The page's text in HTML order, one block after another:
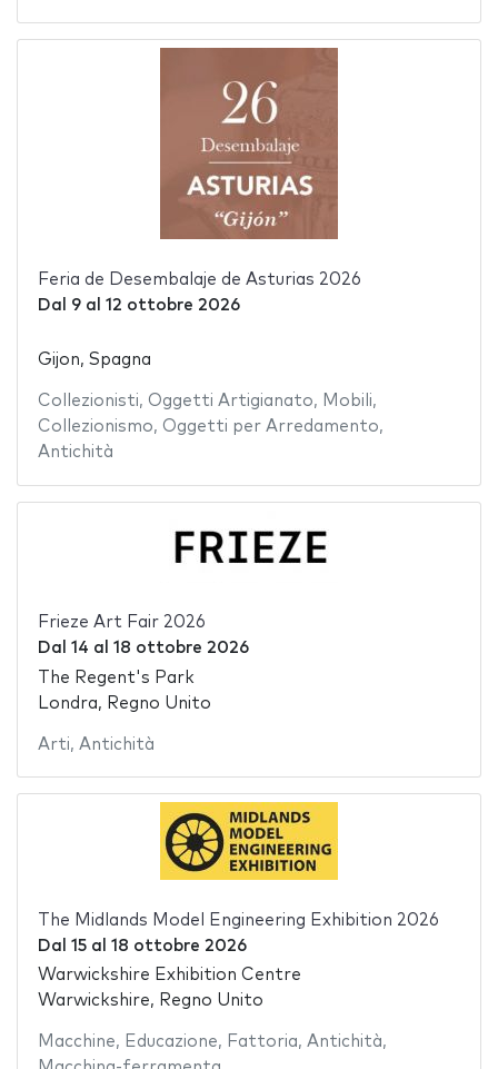
Feria de Desembalaje de Asturias 2026
Dal 9al 12 ottobre 2026
Gijon, Spagna
Collezionisti, Oggetti Artigianato, Mobili,
Collezionismo, Oggetti per Arredamento,
Antichità
Frieze Art Fair 2026
Dal 14 al 18 ottobre 2026
The Regent's Park
Londra, Regno Unito
Arti, Antichità
The Midlands Model Engineering Exhibition 2026
Dal 15al 18 ottobre 2026
Warwickshire Exhibition Centre
Warwickshire, Regno Unito
Macchine, Educazione, Fattoria, Antichità,